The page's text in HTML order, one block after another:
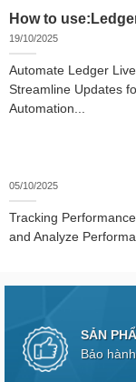
How to
19/10/2025
Automate Ledger
Streamline Updates
Automation...
05/10/2025
Tracking
and Analyze
SẢN
Bảo